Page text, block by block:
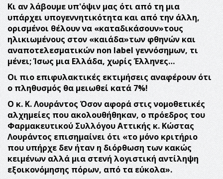
Κι αν λάβουμε υπ'όψιν μας ότι από τη μια
υπάρχει υπογεννητικότητα και από την άλλη,
ορισμένοι θέλουν να «καταδικάσουν»τους
ηλικιωμένους στον «καιάδα»των φθηνών και
αναποτελεσματικών non label γεννόσημων, τι
μένει;Ίσως μια Ελλάδα, χωρίς Έλληνες…
Οι πιο επιφυλακτικές εκτιμήσεις αναφέρουν ότι
ο πληθυσμός θα μειωθεί κατά 7%!
Ο κ. Κ. ΛουράντοςΌσον αφορά στις νομοθετικές
αλχημείες που ακολουθήθηκαν, ο πρόεδρος του
Φαρμακευτικού Συλλόγου Αττικής κ.Κώστας
Λουράντοςεπισημαίνει ότι «το μόνο κριτήριο
που υπήρχε δεν ήταν η διόρθωση των κακώς
κειμένων αλλά μια στενή λογιστική αντίληψη
εξοικονόμησης πόρων, από τα εύκολα».